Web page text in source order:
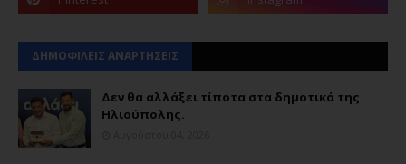
ΔΗΜΟΦΙΛΕΙΣ ΑΝΑΡΤΗΣΕΙΣ
Δεν θα αλλάξει τίποτα στα δημοτικά της
Ηλιούπολης.